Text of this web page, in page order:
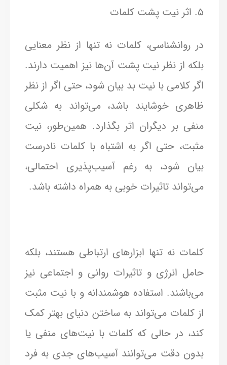
5. اثر نیت پشت کلمات
در روانشناسی، کلمات نه تنها از نظر معنایی
بلکه از نظر نیت پشت آن‌ها نیز اهمیت دارند.
اگر کلامی با نیت بد بیان شود، حتی اگر از نظر
ظاهری خوشایند باشد، می‌تواند به شکلی
منفی بر دیگران اثر بگذارد. همین‌طور، نیت
مثبت، حتی اگر به اشتباه با کلمات نادرست
بیان شود، به رغم آسیب‌پذیری احتمالی،
می‌تواند تاثیرات خوبی به همراه داشته باشد.
کلمات نه تنها ابزارهای ارتباطی هستند، بلکه
حامل انرژی و تاثیرات روانی و اجتماعی نیز
می‌باشند. استفاده هوشمندانه و با نیت مثبت
از کلمات می‌تواند به ساختن دنیای بهتر کمک
کند، در حالی که کلمات با نیت‌های منفی یا
بدون دقت می‌توانند آسیب‌های جدی به فرد